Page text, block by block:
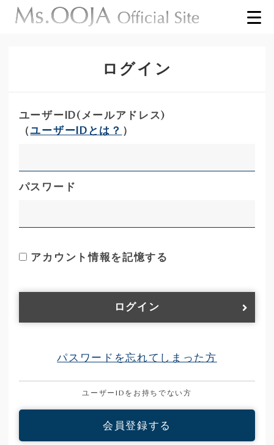
ログイン
ユーザーID(メールアドレス)
（ユーザーIDとは？ ）
パスワード
アカウント情報を記憶する
ログイン
パスワードを忘れてしまった方
ユーザーIDをお持ちでない方
会員登録する